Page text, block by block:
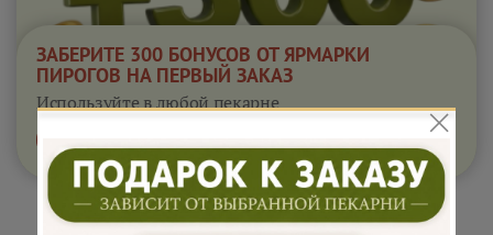
ЗАБЕРИТЕ 300 БОНУСОВ ОТ ЯРМАРКИ
ПИРОГОВ НА ПЕРВЫЙ ЗАКАЗ
Используйте в любой пекарне